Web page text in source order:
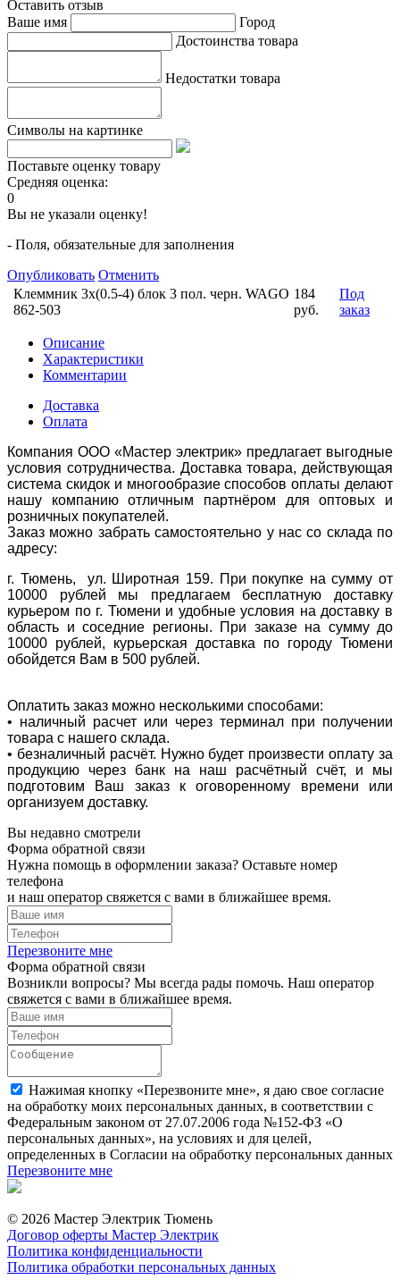
Оставить отзыв
Ваше имя
Город
Достоинства товара
Недостатки товара
Символы на картинке
Поставьте оценку товару
Средняя оценка:
0
Вы не указали оценку!
- Поля, обязательные для заполнения
Опубликовать Отменить
Клеммник 3х(0.5-4) блок 3 пол. черн. WAGO
862-503
184
руб.
Под
заказ
Описание
Характеристики
Комментарии
Доставка
Оплата
Компания ООО «Мастер электрик» предлагает выгодные
условия сотрудничества. Доставка товара, действующая
система скидок и многообразие способов оплаты делают
нашу компанию отличным партнёром для оптовых и
розничных покупателей.
Заказ можно забрать самостоятельно у нас со склада по
адресу:
г. Тюмень, ул. Широтная 159. При покупке на сумму от
10000 рублей мы предлагаем бесплатную доставку
курьером по г. Тюмени и удобные условия на доставку в
область и соседние регионы. При заказе на сумму до
10000 рублей, курьерская доставка по городу Тюмени
обойдется Вам в 500 рублей.
Оплатить заказ можно несколькими способами:
• наличный расчет или через терминал при получении
товара с нашего склада.
• безналичный расчёт. Нужно будет произвести оплату за
продукцию через банк на наш расчётный счёт, и мы
подготовим Ваш заказ к оговоренному времени или
организуем доставку.
Вы недавно смотрели
Форма обратной связи
Нужна помощь в оформлении заказа? Оставьте номер
телефона
и наш оператор свяжется с вами в ближайшее время.
Перезвоните мне
Форма обратной связи
Возникли вопросы? Мы всегда рады помочь. Наш оператор
свяжется с вами в ближайшее время.
Нажимая кнопку «Перезвоните мне», я даю свое согласие
на обработку моих персональных данных, в соответствии с
Федеральным законом от 27.07.2006 года №152-ФЗ «О
персональных данных», на условиях и для целей,
определенных в Согласии на обработку персональных данных
Перезвоните мне
© 2026 Мастер Электрик Тюмень
Договор оферты Мастер Электрик
Политика конфиденциальности
Политика обработки персональных данных